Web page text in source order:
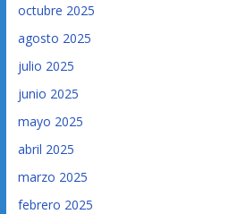
octubre 2025
agosto 2025
julio 2025
junio 2025
mayo 2025
abril 2025
marzo 2025
febrero 2025